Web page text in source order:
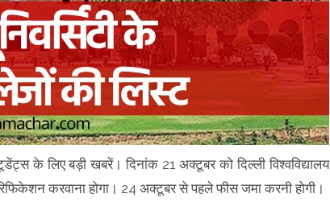
के लिए बड़ी खबरें। दिनांक 21 अक्टूबर को दिल्ली विश्वविद्यालय
करवाना होगा। 24 अक्टूबर से पहले फीस जमा करनी होगी।